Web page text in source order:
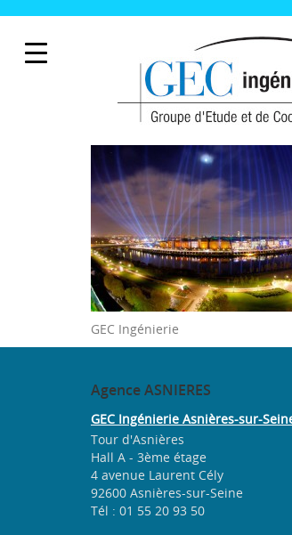
GEC Ingénierie
AgenceASNIERES
GEC Ingénierie Asnières-sur-
Tour d'Asnières
Hall A - 3ème étage
4 avenue Laurent Cély
92600 Asnières-sur-Seine
Tél : 01 55 20 93 50